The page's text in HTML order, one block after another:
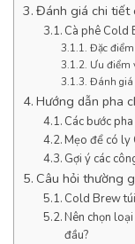
Đánh giá chi tiết
Cà phê Cold
Đặc
Ưu điểm
Đánh giá
Hướng dẫn pha
Các bước
Mẹo để có
Gợi ý các
Câu hỏi thường
Cold Brew
Nên chọn
đầu?